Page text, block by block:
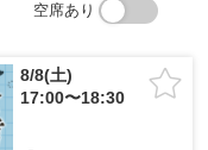
空席あり
8/8(土)
17:00〜18:30